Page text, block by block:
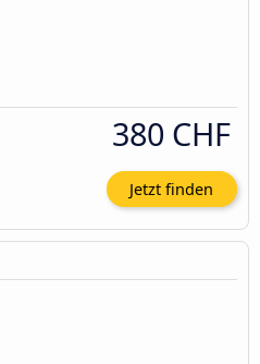
380 CHF
Jetzt finden